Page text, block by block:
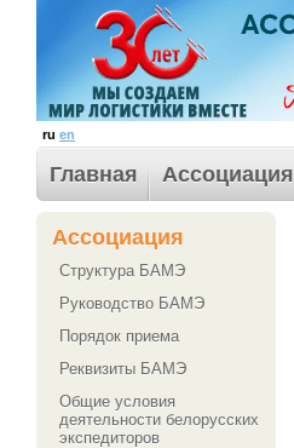
ru en
Главная Ассоциация
Ассоциация
Структура БАМЭ
Руководство БАМЭ
Порядок приема
Реквизиты БАМЭ
Общие условия
деятельности белорусских
экспедиторов